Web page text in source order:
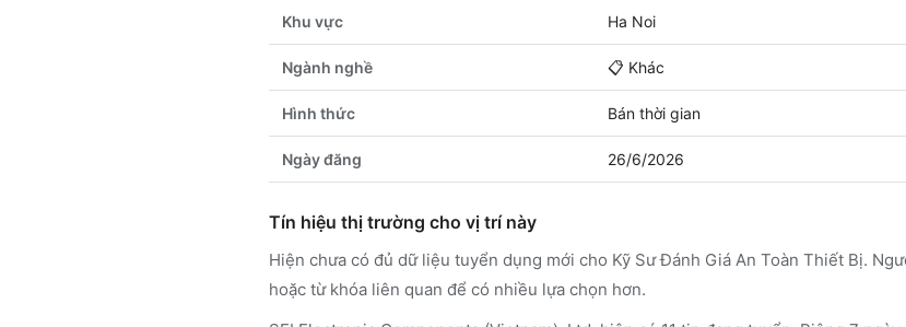
Khu vực Ha Noi
Ngành nghề 📋 Khác
Hình thức Bán thời gian
Ngày đăng 26/6/2026
Tín hiệu thị trường cho vị trí này
Hiện chưa có đủ dữ liệu tuyển dụng mới cho Kỹ Sư Đánh Giá An Toàn Thiết Bị.
hoặc từ khóa liên quan để có nhiều lựa chọn hơn.